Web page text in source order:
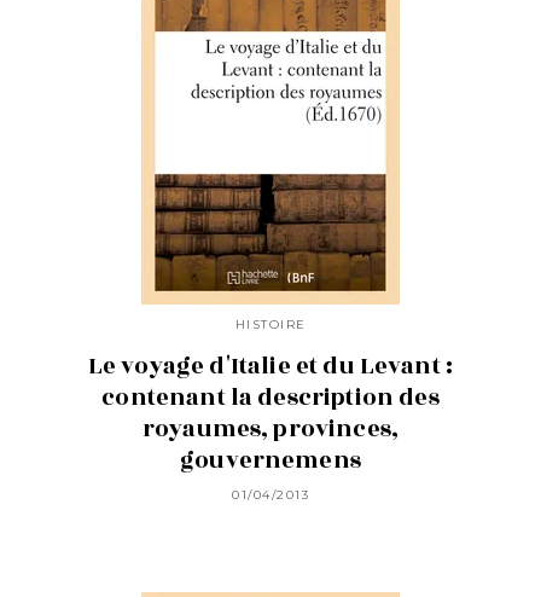
HISTOIRE
Le voyage d'Italie et du Levant :
contenant la description des
royaumes, provinces,
gouvernemens
01/04/2013